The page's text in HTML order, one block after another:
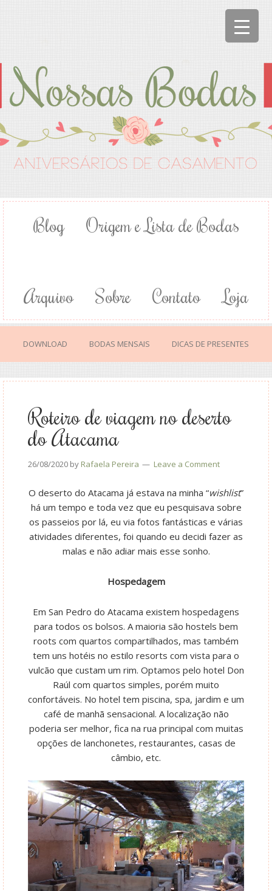
Blog Origem e Lista de Bodas
Arquivo Sobre Contato Loja
DOWNLOAD BODAS MENSAIS DICAS DE PRESENTES
Roteiro de viagem no deserto
do Atacama
26/08/2020 by Rafaela Pereira Leave a Comment
O deserto do Atacama já estava na minha “wishlist”
há um tempo e toda vez que eu pesquisava sobre
os passeios por lá, eu via fotos fantásticas e várias
atividades diferentes, foi quando eu decidi fazer as
malas e não adiar mais esse sonho.
Hospedagem
Em San Pedro do Atacama existem hospedagens
para todos os bolsos. A maioria são hostels bem
roots com quartos compartilhados, mas também
tem uns hotéis no estilo resorts com vista para o
vulcão que custam um rim. Optamos pelo hotel Don
Raúl com quartos simples, porém muito
confortáveis. No hotel tem piscina, spa, jardim e um
café de manhã sensacional. A localização não
poderia ser melhor, fica na rua principal com muitas
opções de lanchonetes, restaurantes, casas de
câmbio, etc.